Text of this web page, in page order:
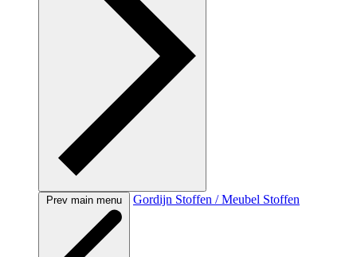
Prev main menu Gordijn Stoffen / Meubel Stoffen